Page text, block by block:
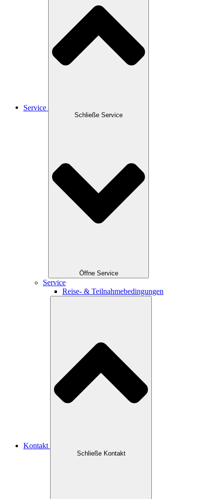
Service
Schließe Service
Öffne Service
Service
Reise- & Teilnahmebedingungen
Kontakt
Schließe Kontakt